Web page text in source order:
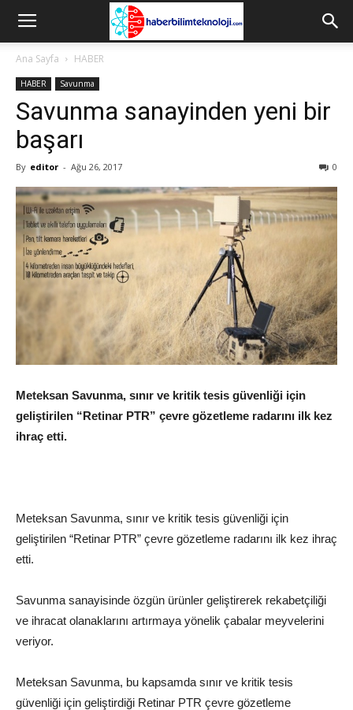
Ana Sayfa HABER
HABER Savunma
Savunma sanayinden yeni bir
başarı
By editor - Ağu 26, 2017 0
Meteksan Savunma, sınır ve kritik tesis güvenliği için
geliştirilen “Retinar PTR” çevre gözetleme radarını ilk kez
ihraç etti.
Meteksan Savunma, sınır ve kritik tesis güvenliği için
geliştirilen “Retinar PTR” çevre gözetleme radarını ilk kez ihraç
etti.
Savunma sanayisinde özgün ürünler geliştirerek rekabetçiliği
ve ihracat olanaklarını artırmaya yönelik çabalar meyvelerini
veriyor.
Meteksan Savunma, bu kapsamda sınır ve kritik tesis
güvenliği için geliştirdiği Retinar PTR çevre gözetleme